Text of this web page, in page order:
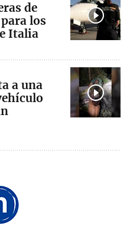
de
los
Italia
a una